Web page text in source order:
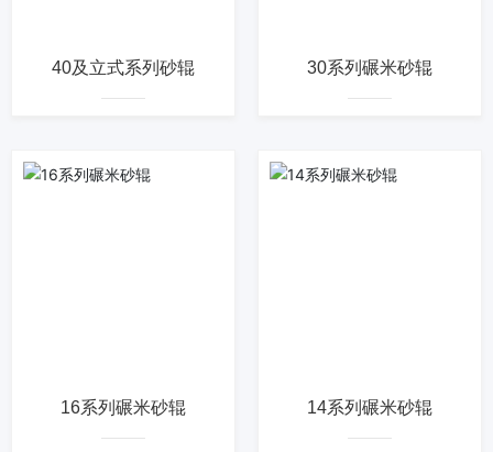
40及立式系列砂辊 30系列碾米砂辊
16系列碾米砂辊 14系列碾米砂辊